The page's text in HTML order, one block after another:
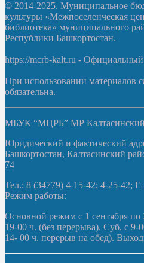
© 2014-2025. Муниципальное
культуры «Межпоселенческая
библиотека» муниципального
Республики Башкортостан.
https://mcrb-kalt.ru - Официальный
При использовании материалов
обязательна.
МБУК “МЦРБ” МР
Юридический и фактический
Башкортостан, Калтасинский
74
Тел.: 8 (34779) 4-15-42; 4-25-42;
Режим работы:
Основной режим с 1 сентября по
19-00 ч. (без перерыва). Суб. с 9-
14- 00 ч. перерыв на обед).